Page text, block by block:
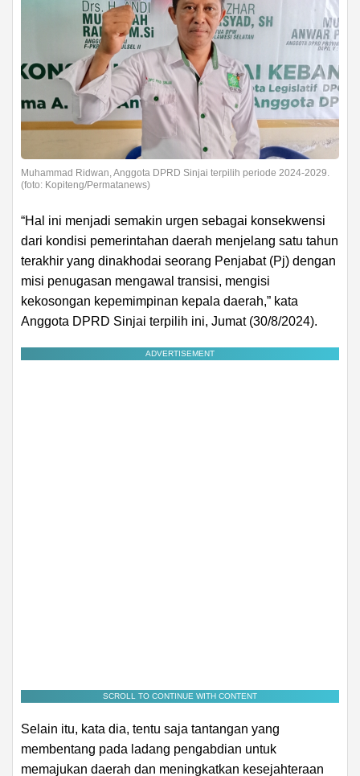
Muhammad Ridwan, Anggota DPRD Sinjai terpilih periode 2024-2029.
(foto: Kopiteng/Permatanews)
“Hal ini menjadi semakin urgen sebagai konsekwensi
dari kondisi pemerintahan daerah menjelang satu tahun
terakhir yang dinakhodai seorang Penjabat (Pj) dengan
misi penugasan mengawal transisi, mengisi
kekosongan kepemimpinan kepala daerah,” kata
Anggota DPRD Sinjai terpilih ini, Jumat (30/8/2024).
ADVERTISEMENT
SCROLL TO CONTINUE WITH CONTENT
Selain itu, kata dia, tentu saja tantangan yang
membentang pada ladang pengabdian untuk
memajukan daerah dan meningkatkan kesejahteraan